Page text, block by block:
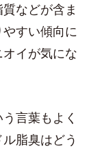
などが含ま
すい傾向に
イが気にな
言葉もよく
脂臭はどう